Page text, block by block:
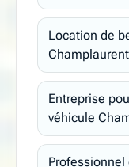
Location de
Entreprise
véhicule